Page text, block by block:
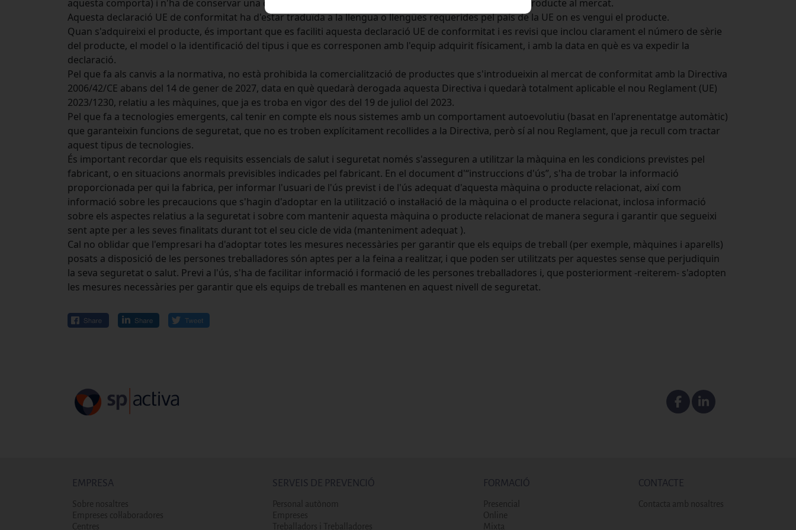
aquesta comporta) i n'ha de conservar una còpia durant deu anys a partir de la data d'introducció del producte al mercat.
Aquesta declaració UE de conformitat ha d'estar traduïda a la llengua o llengües requerides pel país de la UE on es vengui el producte.
Quan s'adquireixi el producte, és important que es faciliti aquesta declaració UE de conformitat i es revisi que inclou clarament el número de sèrie
del producte, el model o la identificació del tipus i que es corresponen amb l'equip adquirit físicament, i amb la data en què es va expedir la
declaració.
Pel que fa als canvis a la normativa, no està prohibida la comercialització de productes que s'introdueixin al mercat de conformitat amb la Directiva
2006/42/CE abans del 14 de gener de 2027, data en què quedarà derogada aquesta Directiva i quedarà totalment aplicable el nou Reglament (UE)
2023/1230, relatiu a les màquines, que ja es troba en vigor des del 19 de juliol del 2023.
Pel que fa a tecnologies emergents, cal tenir en compte els nous sistemes amb un comportament autoevolutiu (basat en l'aprenentatge automàtic)
que garanteixin funcions de seguretat, que no es troben explícitament recollides a la Directiva, però sí al nou Reglament, que ja recull com tractar
aquest tipus de tecnologies.
És important recordar que els requisits essencials de salut i seguretat només s'asseguren a utilitzar la màquina en les condicions previstes pel
fabricant, o en situacions anormals previsibles indicades pel fabricant. En el document d'“instruccions d'ús”, s'ha de trobar la informació
proporcionada per qui la fabrica, per informar l'usuari de l'ús previst i de l'ús adequat d'aquesta màquina o producte relacionat, així com
informació sobre les precaucions que s'hagin d'adoptar en la utilització o instal·lació de la màquina o el producte relacionat, inclosa informació
sobre els aspectes relatius a la seguretat i sobre com mantenir aquesta màquina o producte relacionat de manera segura i garantir que segueixi
sent apte per a les seves finalitats durant tot el seu cicle de vida (manteniment adequat ).
Cal no oblidar que l'empresari ha d'adoptar totes les mesures necessàries per garantir que els equips de treball (per exemple, màquines i aparells)
posats a disposició de les persones treballadores són aptes per a la feina a realitzar, i que poden ser utilitzats per aquestes sense que perjudiquin
la seva seguretat o salut. Previ a l'ús, s'ha de facilitar informació i formació de les persones treballadores i, que posteriorment -reiterem- s'adopten
les mesures necessàries per garantir que els equips de treball es mantenen en aquest nivell de seguretat.
FacebookLinkedin
EMPRESA
Sobre nosaltres
Empreses col·laboradores
Centres
SERVEIS DE PREVENCIÓ
Personal autònom
Empreses
Treballadors i Treballadores
FORMACIÓ
Presencial
Online
Mixta
CONTACTE
Contacta amb nosaltres